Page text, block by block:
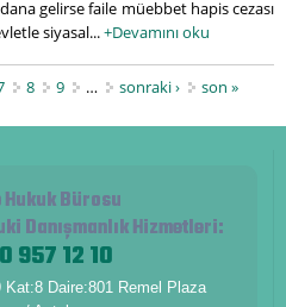
gelirse faile müebbet hapis cezası
siyasal...+Devamını oku
8 9 … sonraki › son »
Hukuk Bürosu
Danışmanlık Hizmetleri:
957 12 10
Daire:801 Remel Plaza